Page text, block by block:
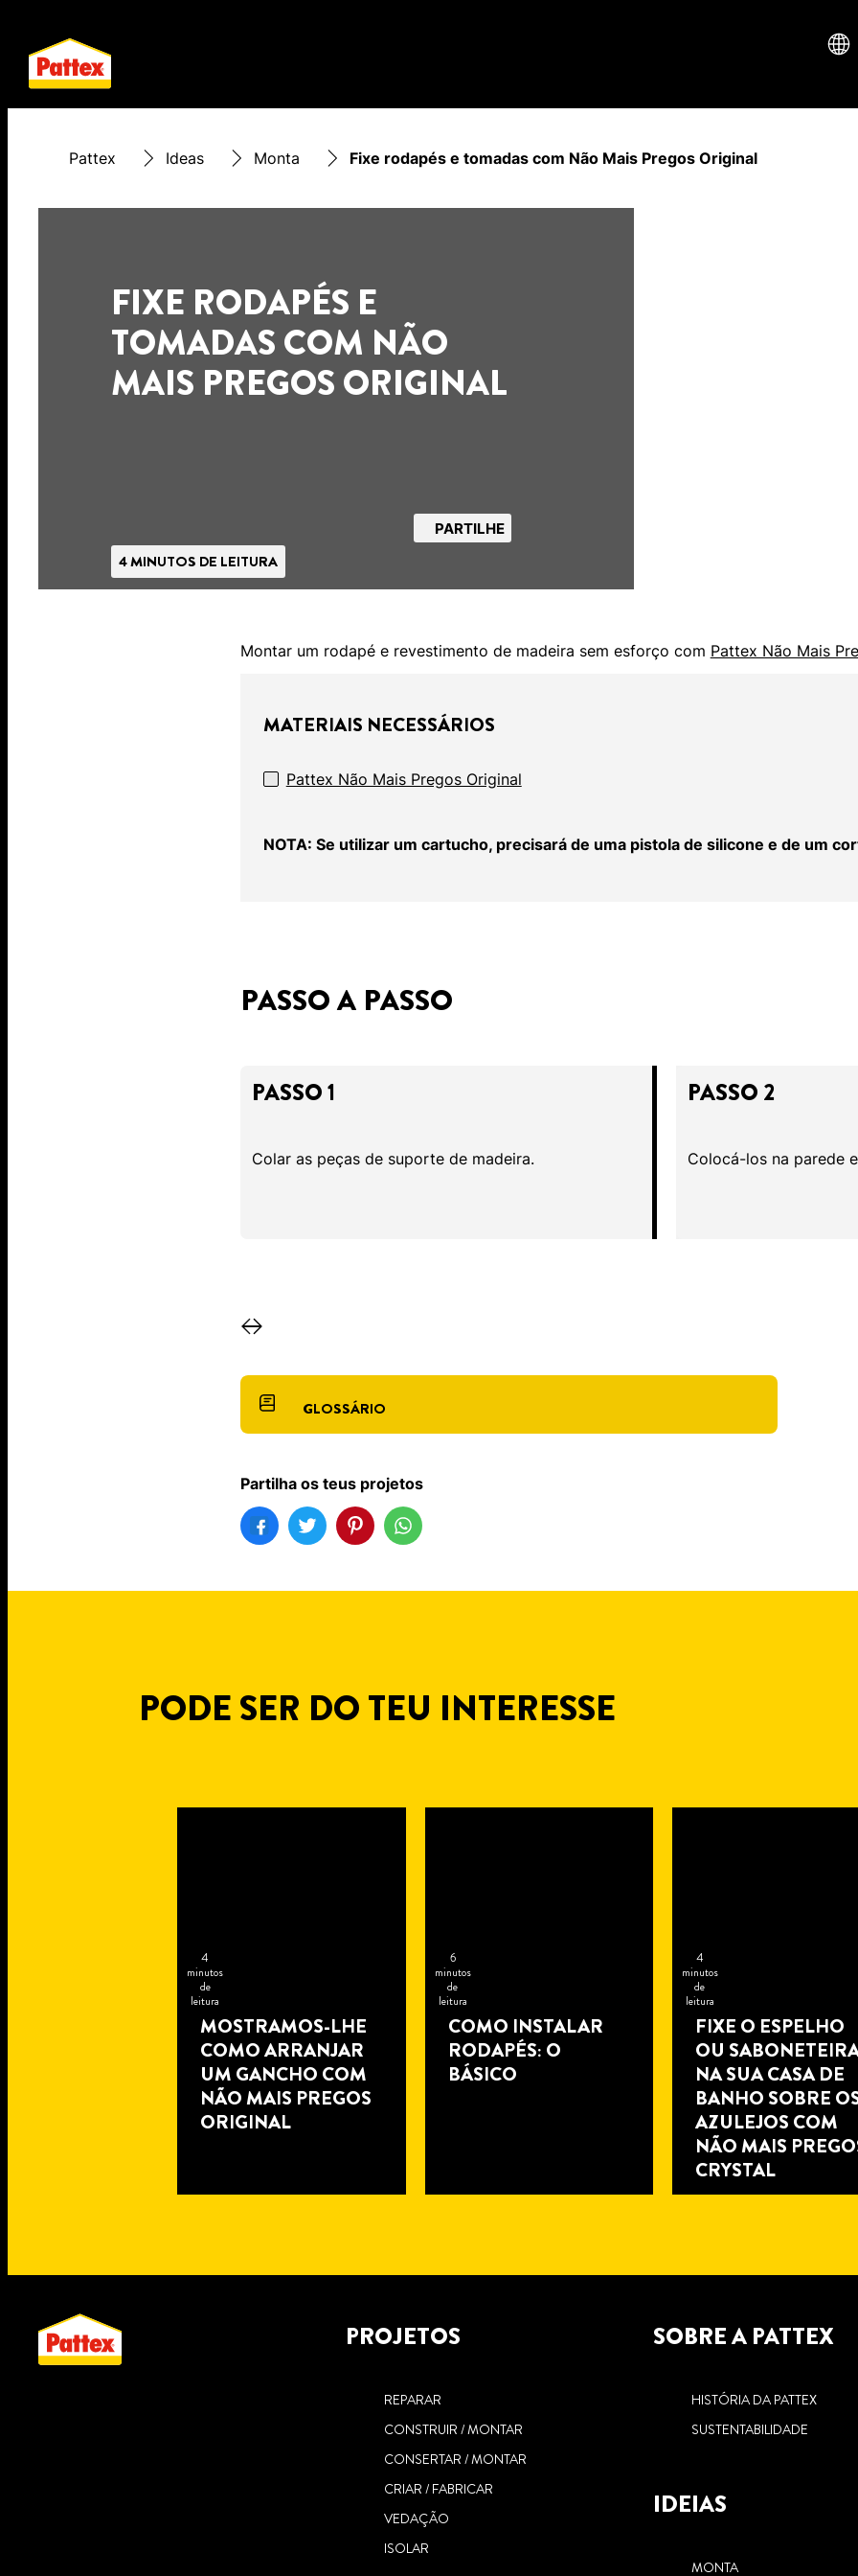
Pattex Ideas Monta Fixe rodapés e tomadas com Não Mais Pregos Original
FIXE RODAPÉS E
TOMADAS COM NÃO
MAIS PREGOS ORIGINAL
4 MINUTOS DE LEITURA
PARTILHE
Montar um rodapé e revestimento de madeira sem esforço com Pattex Não Mais
MATERIAIS NECESSÁRIOS
Pattex Não Mais Pregos Original
NOTA: Se utilizar um cartucho, precisará de uma pistola de silicone e de um
PASSO A PASSO
PASSO 1
Colar as peças de suporte de madeira.
PASSO 2
Colocá-los na parede
GLOSSÁRIO
Partilha os teus projetos
PODE SER DO TEU INTERESSE
4
minutos
de
leitura
MOSTRAMOS-LHE
COMO ARRANJAR
UM GANCHO COM
NÃO MAIS PREGOS
ORIGINAL
6
minutos
de
leitura
COMO INSTALAR
RODAPÉS: O
BÁSICO
4
minutos
de
leitura
FIXE O ESPELHO
OU
NA SUA CASA DE
BANHO SOBRE
AZULEJOS COM
NÃO MAIS
CRYSTAL
leitura
MONTAR UM
BENGALEIRO SEM
BURACOS
de
leitura
A OCASIÃO FAZ A
DE MADEIRA
PROJETOS
REPARAR
CONSTRUIR / MONTAR
CONSERTAR / MONTAR
CRIAR / FABRICAR
VEDAÇÃO
ISOLAR
SOBRE A PATTEX
HISTÓRIA DA PATTEX
SUSTENTABILIDADE
IDEIAS
MONTA